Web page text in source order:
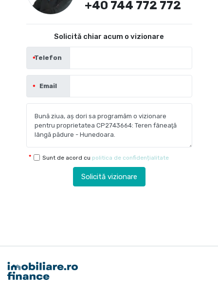
+40 744 772 772
Solicită chiar acum o vizionare
Telefon
Email
Sunt de acord cu politica de confidențialitate
Solicită vizionare